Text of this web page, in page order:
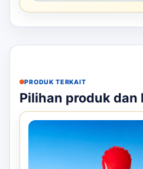
PRODUK TERKAIT
Pilihan produk